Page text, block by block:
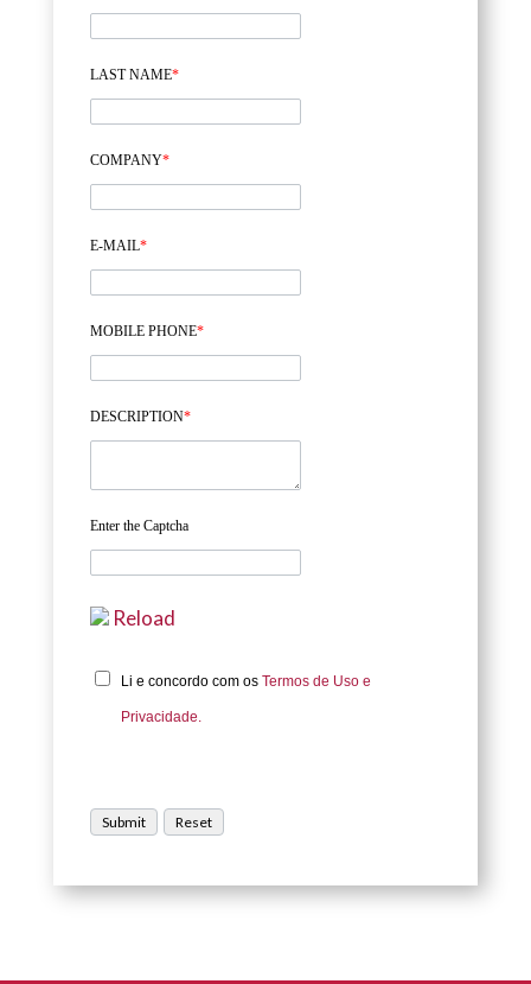
LAST NAME*
COMPANY*
E-MAIL*
MOBILE PHONE*
DESCRIPTION*
Enter the Captcha
Reload
Li e concordo com os Termos de Uso e
Privacidade.